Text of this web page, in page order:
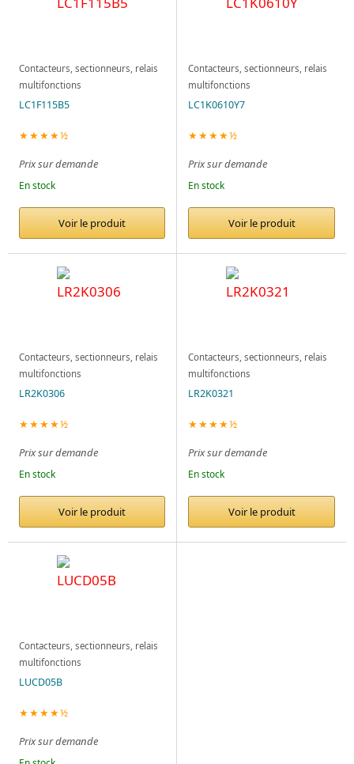
Contacteurs, sectionneurs, relais
multifonctions
LC1F115B5
★★★★½
Prix sur demande
En stock
Voir le produit
Contacteurs, sectionneurs, relais
multifonctions
LC1K0610Y7
★★★★½
Prix sur demande
En stock
Voir le produit
Contacteurs, sectionneurs, relais
multifonctions
LR2K0306
★★★★½
Prix sur demande
En stock
Voir le produit
Contacteurs, sectionneurs, relais
multifonctions
LR2K0321
★★★★½
Prix sur demande
En stock
Voir le produit
Contacteurs, sectionneurs, relais
multifonctions
LUCD05B
★★★★½
Prix sur demande